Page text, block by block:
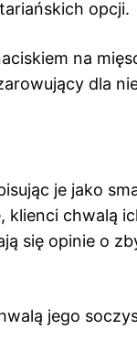
opcji.
na
dla
je jako
chwalą
się opinie o
jego